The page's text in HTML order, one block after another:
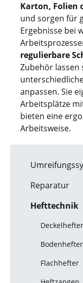
Karton, Folien
und sorgen für
Ergebnisse bei
regulierbare
Zubehör lassen
anpassen. Sie
Arbeitsplätze
bieten eine
Arbeitsweise.
Reparatur
Hefttechnik
Deckelhefter
Bodenhefter
Flachhefter